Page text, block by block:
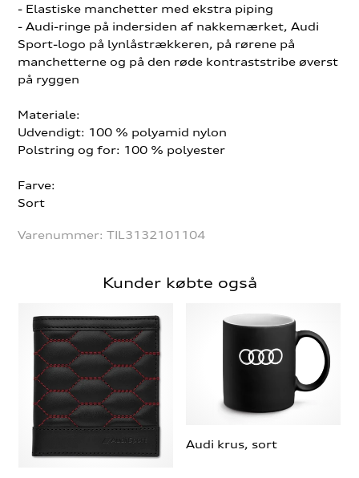
- Elastiske manchetter med ekstra piping
- Audi-ringe på indersiden af ​​nakkemærket, Audi
Sport-logo på lynlåstrækkeren, på rørene på
manchetterne og på den røde kontraststribe øverst
på ryggen
Materiale:
Udvendigt: 100 % polyamid nylon
Polstring og for: 100 % polyester
Farve:
Sort
Varenummer:TIL3132101104
Kunder købte også
Audi krus, sort